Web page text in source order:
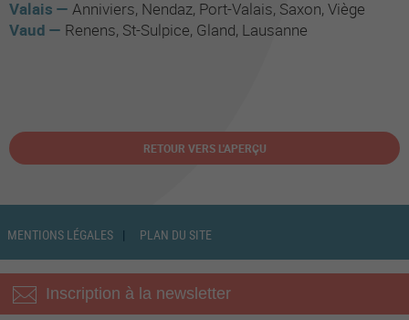
Valais
Anniviers Nendaz Port-Valais Saxon Viège
Vaud
Renens St-Sulpice Gland Lausanne
RETOUR VERS L'APERÇU
MENTIONS LÉGALES PLAN DU SITE
Inscription à la newsletter